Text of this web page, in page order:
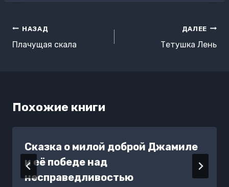
Навигация
по
НАЗАД
Плачущая скала
ДАЛЕЕ
Тетушка Лень
Похожие книги
Сказка о милой доброй Джамиле
и её победе над
несправедливостью